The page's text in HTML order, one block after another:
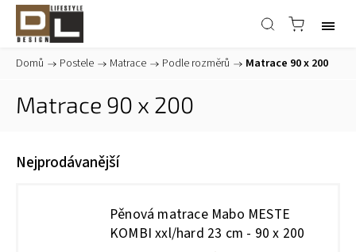
Domů / Postele / Matrace / Podle rozměrů / Matrace 90 x 200
Matrace 90 x 200
Nejprodávanější
Pěnová matrace Mabo MESTE
KOMBI xxl/hard 23 cm - 90 x 200